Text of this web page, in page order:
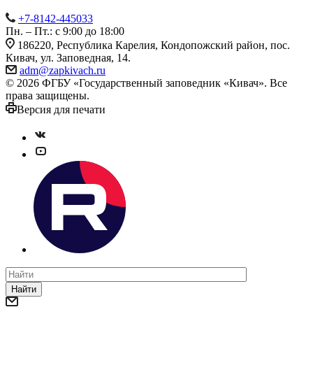
+7-8142-445033
Пн. – Пт.: с 9:00 до 18:00
186220, Республика Карелия, Кондопожский район, пос.
Кивач, ул. Заповедная, 14.
adm@zapkivach.ru
© 2026 ФГБУ «Государственный заповедник «Кивач». Все
права защищены.
Версия для печати
Найти